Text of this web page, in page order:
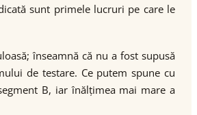
sunt primele lucruri pe care le
înseamnă că nu a fost supusă
de testare. Ce putem spune cu
B, iar înălțimea mai mare a